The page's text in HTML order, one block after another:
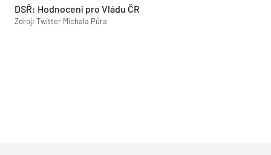
DSŘ: Hodnocení pro Vládu ČR
Zdroj: Twitter Michala Půra